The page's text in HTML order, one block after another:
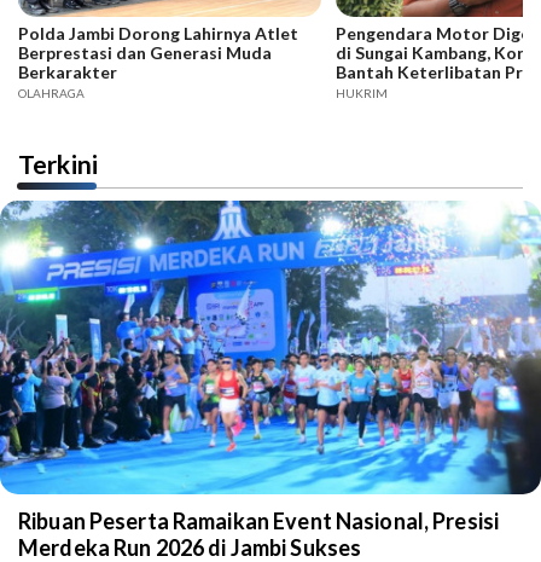
Polda Jambi Dorong Lahirnya Atlet
Berprestasi dan Generasi Muda
Berkarakter
OLAHRAGA
Pengendara Motor
di Sungai Kambang,
Bantah Keterlibatan
HUKRIM
Terkini
Ribuan Peserta Ramaikan Event Nasional, Presisi
Merdeka Run 2026 di Jambi Sukses